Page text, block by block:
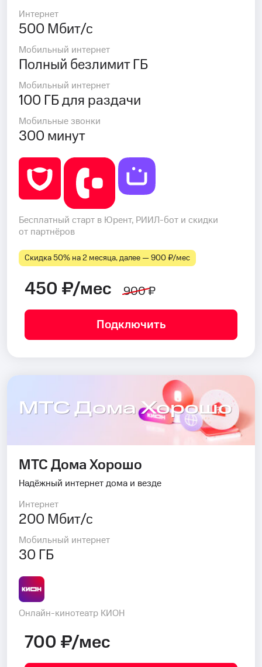
Интернет
500 Мбит/с
Мобильный интернет
Полный безлимит ГБ
Мобильный интернет
100 ГБ для раздачи
Мобильные звонки
300 минут
Бесплатный старт в Юрент, РИИЛ-бот и скидки
от партнёров
Скидка 50% на 2 месяца, далее — 900 ₽⁠/⁠мес
450 ₽/мес 900 ₽
Подключить
МТС Дома Хорошо
МТС Дома Хорошо
Надёжный интернет дома и везде
Интернет
200 Мбит/с
Мобильный интернет
30 ГБ
Онлайн-кинотеатр КИОН
700 ₽/мес